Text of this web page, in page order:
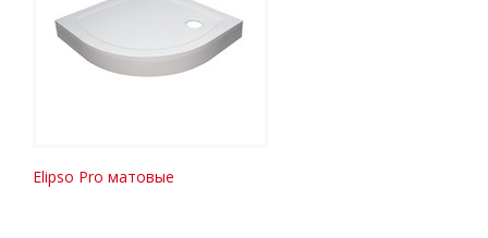
Elipso Pro матовые